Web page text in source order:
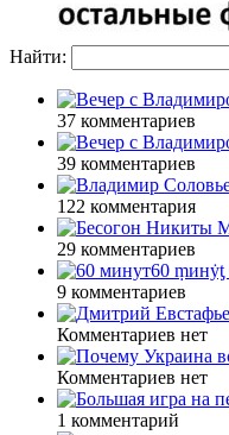
Найти:
37 комментариев
39 комментариев
122 комментария
29 комментариев
60
9 комментариев
Комментариев нет
Комментариев нет
1 комментарий